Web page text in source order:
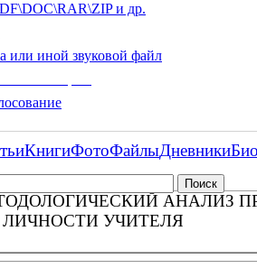
и др.
или иной звуковой файл
КнигиФотоФайлыДневники
АНАЛИЗ
УЧИТЕЛЯ